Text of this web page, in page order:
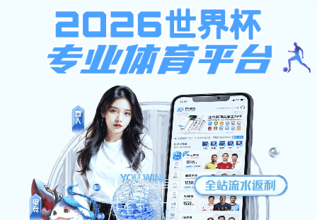
球盟会娱乐
401
sorry~
未授权：由于凭证无效，访问被拒绝